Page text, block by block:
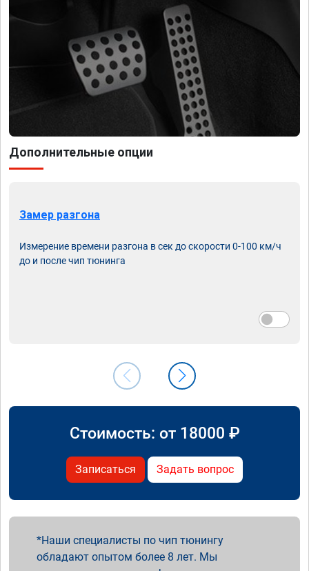
Дополнительные опции
Замер разгона
Измерение времени разгона в сек до скорости 0-100 км/ч
до и после чип тюнинга
Стоимость: от 18000 ₽
Записаться Задать вопрос
Наши специалисты по чип тюнингу
обладают опытом более 8 лет. Мы